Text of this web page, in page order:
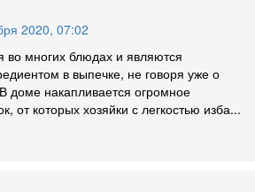
2020, 07:02
во многих блюдах и являются
в выпечке, не говоря уже о
накапливается огромное
от которых хозяйки с легкостью изба...